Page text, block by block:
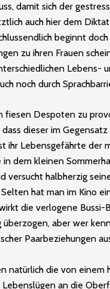
damit sich der
auch hier dem
beginnt
zu ihren Frauen
Lebens-
noch durch
fiesen Despoten zu
dieser im
ihr Lebensgefährte der
in dem kleinen
halbherzig
hat man im Kino
die verlogene
aber wer
Paarbeziehungen
natürlich die von
an die